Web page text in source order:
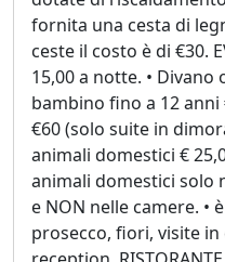
fornita una cesta di
ceste il costo è di €30.
15,00 a notte. •
bambino fino a 12
€60 (solo suite in
animali domestici €
animali domestici solo
e NON nelle camere. •
prosecco, fiori, visite